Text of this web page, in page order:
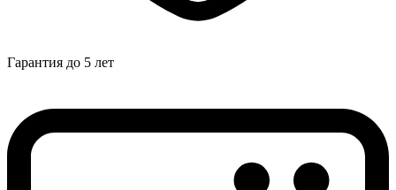
Гарантия до 5 лет